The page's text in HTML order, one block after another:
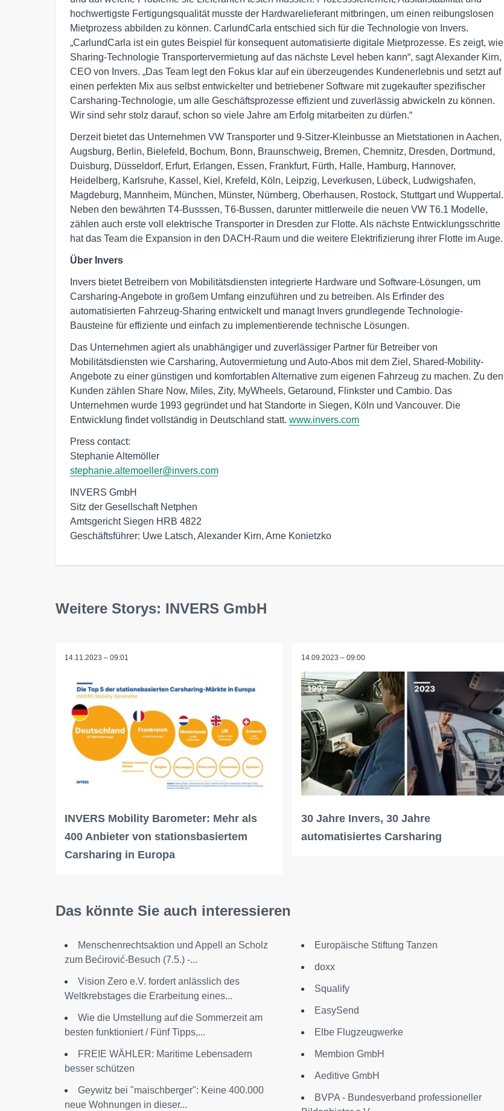
hochwertigste Fertigungsqualität musste der Hardwarelieferant mitbringen, um einen reibungslosen
Mietprozess abbilden zu können. CarlundCarla entschied sich für die Technologie von Invers.
„CarlundCarla ist ein gutes Beispiel für konsequent automatisierte digitale Mietprozesse. Es zeigt, wie
Sharing-Technologie Transportervermietung auf das nächste Level heben kann“, sagt Alexander Kirn,
CEO von Invers. „Das Team legt den Fokus klar auf ein überzeugendes Kundenerlebnis und setzt auf
einen perfekten Mix aus selbst entwickelter und betriebener Software mit zugekaufter spezifischer
Carsharing-Technologie, um alle Geschäftsprozesse effizient und zuverlässig abwickeln zu können.
Wir sind sehr stolz darauf, schon so viele Jahre am Erfolg mitarbeiten zu dürfen.“
Derzeit bietet das Unternehmen VW Transporter und 9-Sitzer-Kleinbusse an Mietstationen in Aachen,
Augsburg, Berlin, Bielefeld, Bochum, Bonn, Braunschweig, Bremen, Chemnitz, Dresden, Dortmund,
Duisburg, Düsseldorf, Erfurt, Erlangen, Essen, Frankfurt, Fürth, Halle, Hamburg, Hannover,
Heidelberg, Karlsruhe, Kassel, Kiel, Krefeld, Köln, Leipzig, Leverkusen, Lübeck, Ludwigshafen,
Magdeburg, Mannheim, München, Münster, Nürnberg, Oberhausen, Rostock, Stuttgart und Wuppertal.
Neben den bewährten T4-Busssen, T6-Bussen, darunter mittlerweile die neuen VW T6.1 Modelle,
zählen auch erste voll elektrische Transporter in Dresden zur Flotte. Als nächste Entwicklungsschritte
hat das Team die Expansion in den DACH-Raum und die weitere Elektrifizierung ihrer Flotte im Auge.
Über Invers
Invers bietet Betreibern von Mobilitätsdiensten integrierte Hardware und Software-Lösungen, um
Carsharing-Angebote in großem Umfang einzuführen und zu betreiben. Als Erfinder des
automatisierten Fahrzeug-Sharing entwickelt und managt Invers grundlegende Technologie-
Bausteine für effiziente und einfach zu implementierende technische Lösungen.
Das Unternehmen agiert als unabhängiger und zuverlässiger Partner für Betreiber von
Mobilitätsdiensten wie Carsharing, Autovermietung und Auto-Abos mit dem Ziel, Shared-Mobility-
Angebote zu einer günstigen und komfortablen Alternative zum eigenen Fahrzeug zu machen. Zu den
Kunden zählen Share Now, Miles, Zity, MyWheels, Getaround, Flinkster und Cambio. Das
Unternehmen wurde 1993 gegründet und hat Standorte in Siegen, Köln und Vancouver. Die
Entwicklung findet vollständig in Deutschland statt. www.invers.com
Press contact:
stephanie.altemoeller@invers.com
INVERS GmbH
Sitz der Gesellschaft Netphen
Amtsgericht Siegen HRB 4822
Geschäftsführer: Uwe Latsch, Alexander Kirn, Arne Konietzko
Weitere Storys: INVERS GmbH
14.11.2023 – 09:01
INVERS Mobility Barometer: Mehr als
400 Anbieter von stationsbasiertem
Carsharing in Europa
14.09.2023 – 09:00
30 Jahre Invers, 30 Jahre
automatisiertes Carsharing
Das könnte Sie auch interessieren
Menschenrechtsaktion und Appell an Scholz
zum Bećirović-Besuch (7.5.) -...
Vision Zero e.V. fordert anlässlich des
Weltkrebstages die Erarbeitung eines...
Wie die Umstellung auf die Sommerzeit am
besten funktioniert / Fünf Tipps,...
FREIE WÄHLER: Maritime Lebensadern
besser schützen
Geywitz bei "maischberger": Keine 400.000
neue Wohnungen in dieser...
Europäische Stiftung Tanzen
doxx
Squalify
EasySend
Elbe Flugzeugwerke
Membion GmbH
Aeditive GmbH
BVPA - Bundesverband professioneller